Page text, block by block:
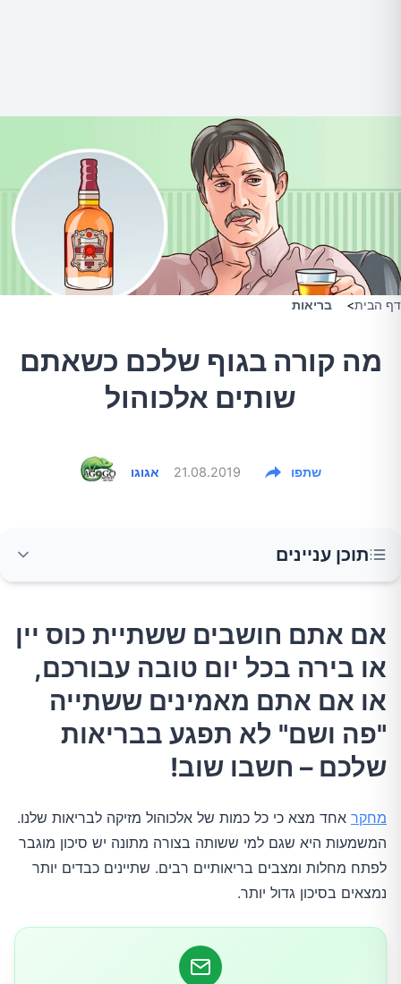
דף הבית> בריאות
מה קורה בגוף שלכם כשאתם
שותים אלכוהול
אגוגו 21.08.2019 שתפו
תוכן עניינים
טובה עבורכם, או אם אתם מאמינים ששתייה "פה
ושם" לא תפגע בבריאות שלכם – חשבו שוב!
מה המדע אומר?
איך האלכוהול משפיע על הגוף שלנו?
1.מערכת העצבים המרכזית
3.מחלות כבד
אם אתם חושבים ששתיית כוס יין
או בירה בכל יום טובה עבורכם,
או אם אתם מאמינים ששתייה
"פה ושם" לא תפגע בבריאות
שלכם – חשבו שוב!
מחקר אחד מצא כי כל כמות של אלכוהול מזיקה לבריאות שלנו.
המשמעות היא שגם למי ששותה בצורה מתונה יש סיכון מוגבר
לפתח מחלות ומצבים בריאותיים רבים. שתיינים כבדים יותר
נמצאים בסיכון גדול יותר.